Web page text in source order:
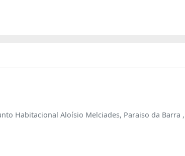
Habitacional Aloísio Melciades, Paraiso da Barra ,